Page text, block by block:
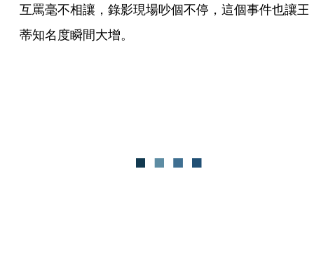
互罵毫不相讓，錄影現場吵個不停，這個事件也讓王
蒂知名度瞬間大增。